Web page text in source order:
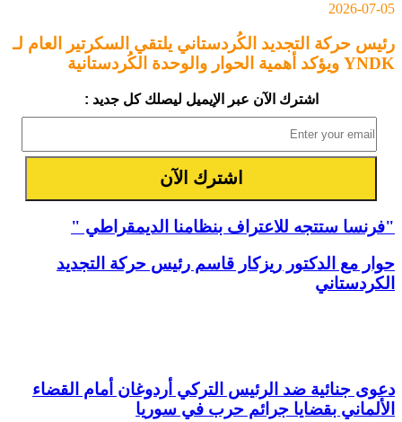
2026-07-05
رئيس حركة التجديد الكُردستاني يلتقي السكرتير العام لـ
YNDK ويؤكد أهمية الحوار والوحدة الكُردستانية
اشترك الآن عبر الإيميل ليصلك كل جديد :
"فرنسا ستتجه للاعتراف بنظامنا الديمقراطي "
حوار مع الدكتور ريزكار قاسم رئيس حركة التجديد
الكردستاني
دعوى جنائية ضد الرئيس التركي أردوغان أمام القضاء
الألماني بقضايا جرائم حرب في سوريا